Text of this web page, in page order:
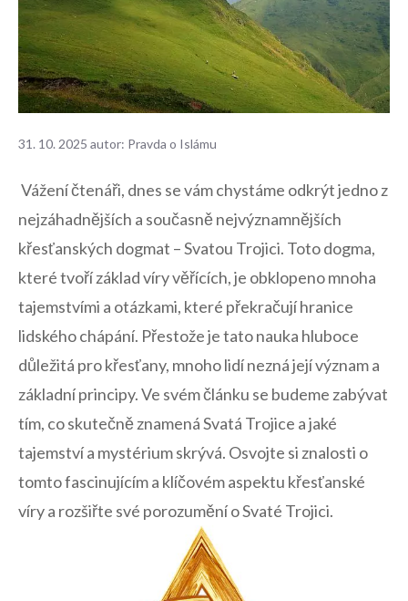
31. 10. 2025 autor: Pravda o Islámu
⁢ Vážení čtenáři, ‍dnes se vám chystáme odkrýt jedno z​
nejzáhadnějších a současně nejvýznamnějších
křesťanských dogmat – Svatou Trojici. Toto dogma,
které ‍tvoří základ víry‌ věřících, ⁣je obklopeno mnoha
tajemstvími a ​otázkami, které překračují hranice
lidského​ chápání. Přestože ‌je tato nauka hluboce
důležitá ​pro křesťany, mnoho lidí nezná​ její význam a⁣
základní principy.‌ Ve svém článku se budeme zabývat‌
tím,⁤ co skutečně znamená Svatá Trojice a jaké
tajemství a ‌mystérium skrývá. Osvojte⁢ si znalosti ‍o
tomto ‍fascinujícím a klíčovém aspektu⁤ křesťanské
víry ⁣a‍ rozšiřte ⁤své porozumění⁤ o Svaté Trojici.